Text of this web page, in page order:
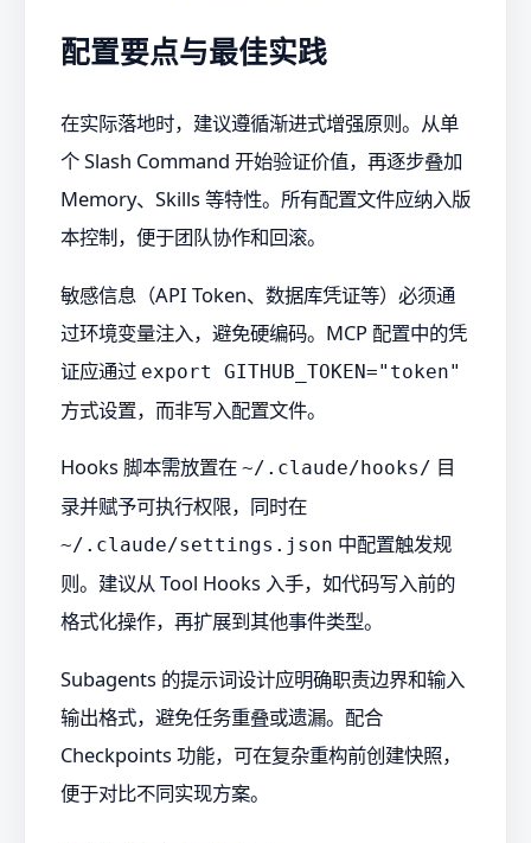
配置要点与最佳实践
在实际落地时，建议遵循渐进式增强原则。从单
个 Slash Command 开始验证价值，再逐步叠加
Memory、Skills 等特性。所有配置文件应纳入版
本控制，便于团队协作和回滚。
敏感信息（API Token、数据库凭证等）必须通
过环境变量注入，避免硬编码。MCP 配置中的凭
证应通过 export GITHUB_TOKEN="token"
方式设置，而非写入配置文件。
Hooks 脚本需放置在 ~/.claude/hooks/ 目
录并赋予可执行权限，同时在
~/.claude/settings.json 中配置触发规
则。建议从 Tool Hooks 入手，如代码写入前的
格式化操作，再扩展到其他事件类型。
Subagents 的提示词设计应明确职责边界和输入
输出格式，避免任务重叠或遗漏。配合
Checkpoints 功能，可在复杂重构前创建快照，
便于对比不同实现方案。